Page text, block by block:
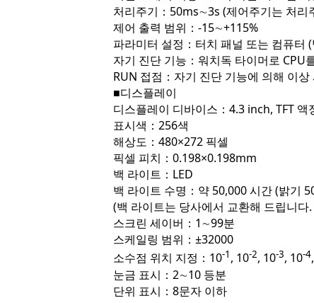
처리주기：50ms∼3s (제어주기는 처리
제어 출력 범위：-15∼+115%
파라미터 설정：터치 패널 또는 컴퓨터
자기 진단 기능：워치독 타이머로 CPU
RUN 접점：자기 진단 기능에 의해 이상
■디스플레이
디스플레이 디바이스：4.3 inch, TFT 액
표시색：256색
해상도：480×272 픽셀
픽셀 피치：0.198×0.198mm
백 라이트：LED
백 라이트 수명：약 50,000 시간 (밝기
(백 라이트는 당사에서 교환해 드립니
스크린 세이버：1∼99분
스케일링 범위：±32000
소수점 위치 지정：10-1 , 10-2, 10-3, 10-4
눈금 표시：2∼10 등분
단위 표시：8문자 이하